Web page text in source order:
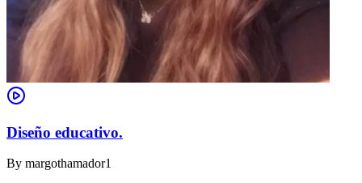
Diseño educativo.
By margothamador1